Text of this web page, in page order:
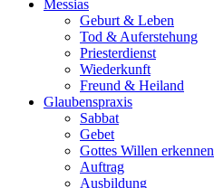
Messias
Geburt & Leben
Tod & Auferstehung
Priesterdienst
Wiederkunft
Freund & Heiland
Glaubenspraxis
Sabbat
Gebet
Gottes Willen erkennen
Auftrag
Ausbildung